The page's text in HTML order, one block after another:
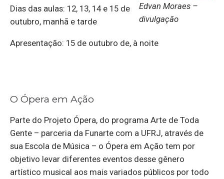
Edvan Moraes –
divulgação
Dias das aulas: 12, 13, 14 e 15 de
outubro, manhã e tarde
Apresentação: 15 de outubro de, à noite
O Ópera em Ação
Parte do Projeto Ópera, do programa Arte de Toda
Gente – parceria da Funarte com a UFRJ, através de
sua Escola de Música – o Ópera em Ação tem por
objetivo levar diferentes eventos desse gênero
artístico musical aos mais variados públicos por todo